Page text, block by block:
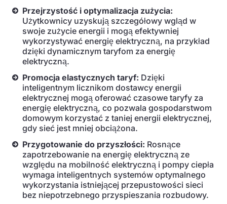
Przejrzystość i optymalizacja zużycia:
Użytkownicy uzyskują szczegółowy wgląd w
swoje zużycie energii i mogą efektywniej
wykorzystywać energię elektryczną, na przykład
dzięki dynamicznym taryfom za energię
elektryczną.
Promocja elastycznych taryf: Dzięki
inteligentnym licznikom dostawcy energii
elektrycznej mogą oferować czasowe taryfy za
energię elektryczną, co pozwala gospodarstwom
domowym korzystać z taniej energii elektrycznej,
gdy sieć jest mniej obciążona.
Przygotowanie do przyszłości: Rosnące
zapotrzebowanie na energię elektryczną ze
względu na mobilność elektryczną i pompy ciepła
wymaga inteligentnych systemów optymalnego
wykorzystania istniejącej przepustowości sieci
bez niepotrzebnego przyspieszania rozbudowy.